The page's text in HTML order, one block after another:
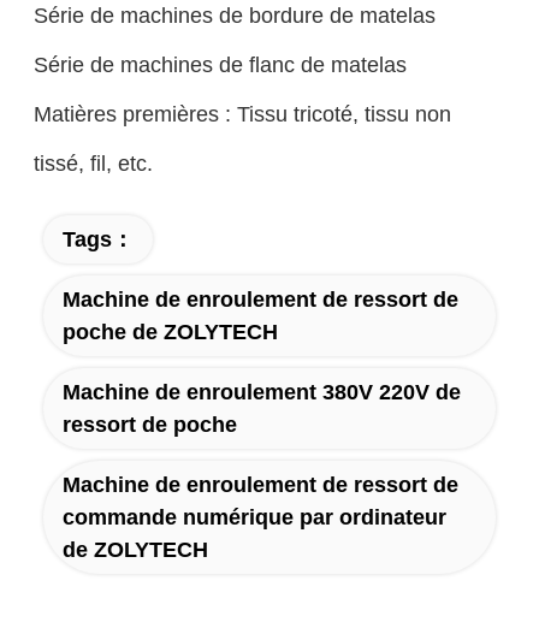
Série de machines de bordure de matelas
Série de machines de flanc de matelas
Matières premières : Tissu tricoté, tissu non
tissé, fil, etc.
Tags：
Machine de enroulement de ressort de
poche de ZOLYTECH
Machine de enroulement 380V 220V de
ressort de poche
Machine de enroulement de ressort de
commande numérique par ordinateur
de ZOLYTECH